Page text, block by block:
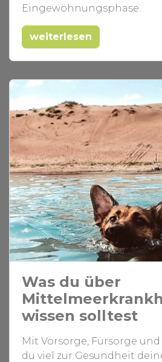
Eingewöhnungsphase.
weiterlesen
Was du über
wissen solltest
Mit Vorsorge, Fürsorge
du viel zur Gesundheit